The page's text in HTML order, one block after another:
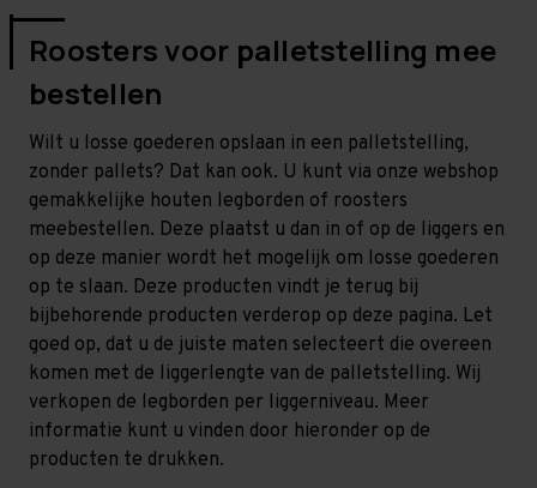
Roosters voor palletstelling mee
bestellen
Wilt u losse goederen opslaan in een palletstelling,
zonder pallets? Dat kan ook. U kunt via onze webshop
gemakkelijke houten legborden of roosters
meebestellen. Deze plaatst u dan in of op de liggers en
op deze manier wordt het mogelijk om losse goederen
op te slaan. Deze producten vindt je terug bij
bijbehorende producten verderop op deze pagina. Let
goed op, dat u de juiste maten selecteert die overeen
komen met de liggerlengte van de palletstelling. Wij
verkopen de legborden per liggerniveau. Meer
informatie kunt u vinden door hieronder op de
producten te drukken.